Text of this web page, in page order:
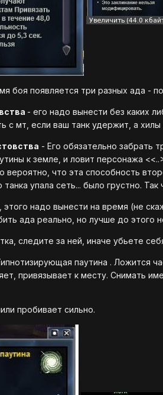
боя появляется три разных ада -
- его надо вынести без каких
с мт, если ваш танк удержит, а хилы
- Его обязательно забрать
к земле, и ловит персонажа
вероятно, что эта способность
упала сеть... было грустно.
, этого надо вынести на время (не
ада реально, но лучше до этого
следите за ней, иначе убьете
паутина . Ложится
привязывает к месту. Снимать
пробивает сильно.